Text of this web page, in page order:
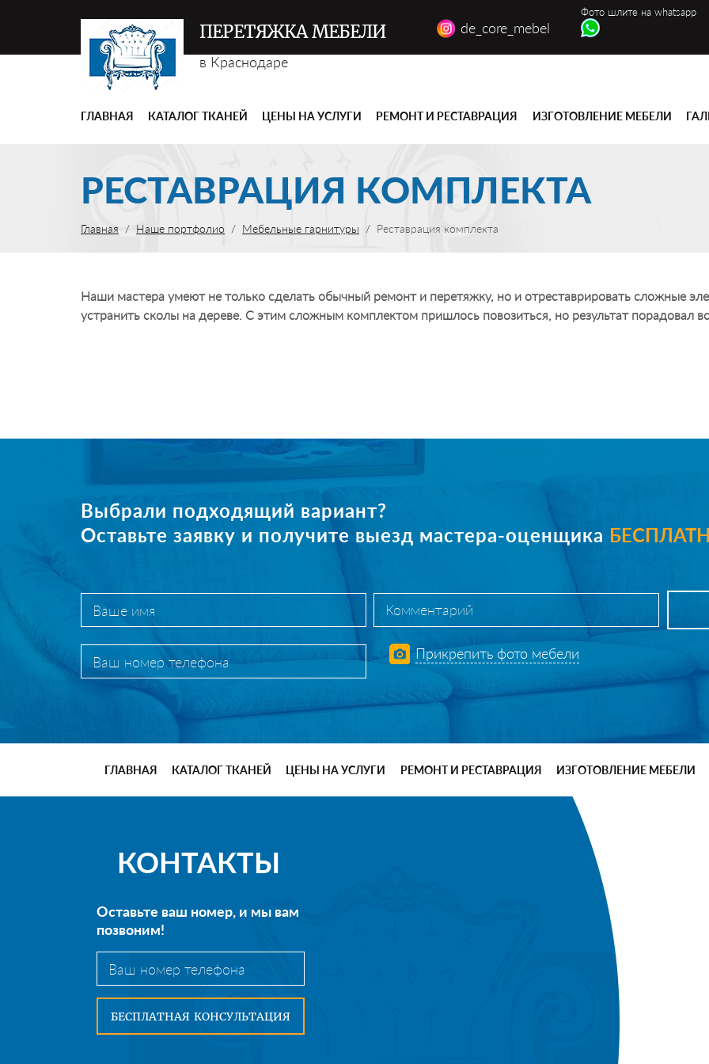
ПЕРЕТЯЖКА МЕБЕЛИ
в Краснодаре
de_core_mebel
Фото шлите на whatsapp
ГЛАВНАЯ КАТАЛОГ ТКАНЕЙ ЦЕНЫ НА УСЛУГИ РЕМОНТ И РЕСТАВРАЦИЯ ИЗГОТОВЛЕНИЕ МЕБЕЛИ
РЕСТАВРАЦИЯ КОМПЛЕКТА
Главная Наше портфолио Мебельные гарнитуры Реставрация комплекта
Наши мастера умеют не только сделать обычный ремонт и перетяжку, но и отреставрировать сложные
устранить сколы на дереве. С этим сложным комплектом пришлось повозиться, но результат порадовал
Выбрали подходящий вариант?
Оставьте заявку и получите выезд мастера-оценщика
Прикрепить фото мебели
ГЛАВНАЯ КАТАЛОГ ТКАНЕЙ ЦЕНЫ НА УСЛУГИ РЕМОНТ И РЕСТАВРАЦИЯ ИЗГОТОВЛЕНИЕ МЕБЕЛИ
КОНТАКТЫ
Оставьте ваш номер, и мы вам
позвоним!